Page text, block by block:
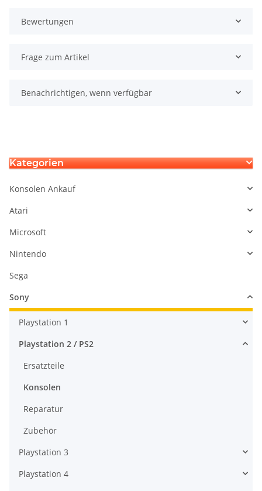
Bewertungen
Frage zum Artikel
Benachrichtigen, wenn verfügbar
Kategorien
Konsolen Ankauf
Atari
Microsoft
Nintendo
Sega
Sony
Playstation 1
Playstation 2 / PS2
Ersatzteile
Konsolen
Reparatur
Zubehör
Playstation 3
Playstation 4